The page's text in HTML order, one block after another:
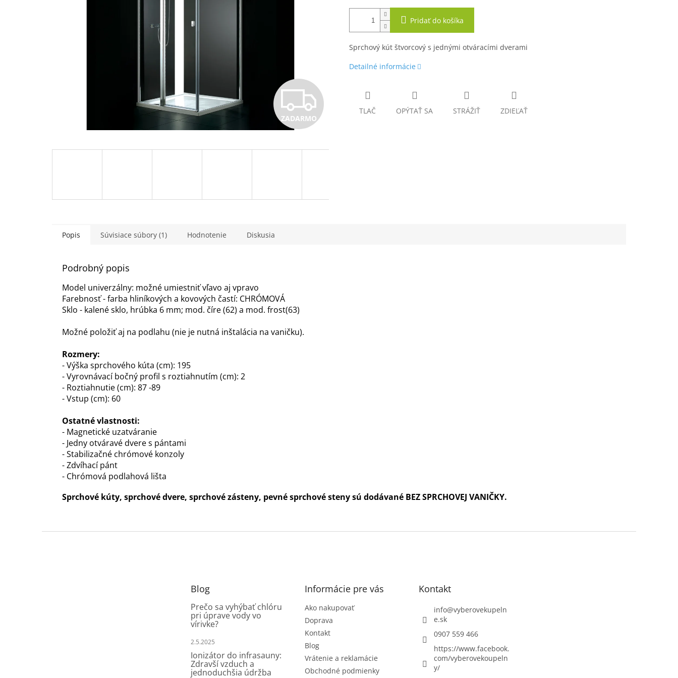
Z
A
ZADARMO
Pridať do košíka
Sprchový kút štvorcový s jednými otváracími dverami
Detailné informácie
TLAČ OPÝTAŤ SA STRÁŽIŤ ZDIEĽAŤ
Popis Súvisiace súbory (1) Hodnotenie Diskusia
Podrobný popis
Model univerzálny: možné umiestniť vľavo aj vpravo
Farebnosť - farba hliníkových a kovových častí: CHRÓMOVÁ
Sklo - kalené sklo, hrúbka 6 mm; mod. číre (62) a mod. frost(63)
Možné položiť aj na podlahu (nie je nutná inštalácia na vaničku).
Rozmery:
- Výška sprchového kúta (cm): 195
- Vyrovnávací bočný profil s roztiahnutím (cm): 2
- Roztiahnutie (cm): 87 -89
- Vstup (cm): 60
Ostatné vlastnosti:
- Magnetické uzatváranie
- Jedny otváravé dvere s pántami
- Stabilizačné chrómové konzoly
- Zdvíhací pánt
- Chrómová podlahová lišta
Sprchové kúty, sprchové dvere, sprchové zásteny, pevné sprchové steny sú dodávané BEZ SPRCHOVEJ VANIČKY.
Blog
Prečo sa vyhýbať chlóru
pri úprave vody vo
vírivke?
2.5.2025
Ionizátor do infrasauny:
Zdravší vzduch a
jednoduchšia údržba
Informácie pre vás
Ako nakupovať
Doprava
Kontakt
Blog
Vrátenie a reklamácie
Obchodné podmienky
Kontakt
info@vyberovekupeln
e.sk
0907 559 466
https://www.facebook.
com/vyberovekoupeln
y/